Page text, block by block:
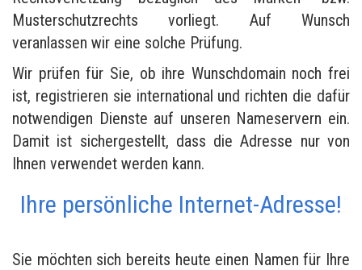
Musterschutzrechts vorliegt. Auf Wunsch
veranlassen wir eine solche Prüfung.
Wir prüfen für Sie, ob ihre Wunschdomain noch frei
ist, registrieren sie international und richten die dafür
notwendigen Dienste auf unseren Nameservern ein.
Damit ist sichergestellt, dass die Adresse nur von
Ihnen verwendet werden kann.
Ihre persönliche Internet-Adresse!
Sie möchten sich bereits heute einen Namen für Ihre